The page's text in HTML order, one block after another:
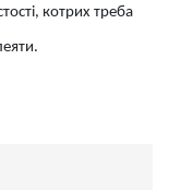
котрих треба